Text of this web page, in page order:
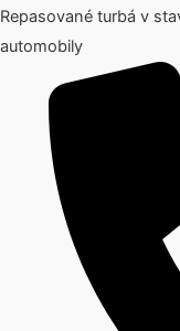
Repasované turbá v
automobily